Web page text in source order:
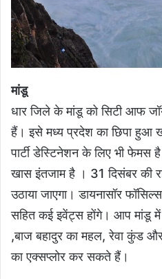
मांडू
धार जिले के मांडू को सिटी आफ
हैं। इसे मध्य प्रदेश का छिपा हुआ
पार्टी डेस्टिनेशन के लिए भी फेमस
खास इंतजाम है । 31 दिसंबर की
उठाया जाएगा। डायनासॉर
सहित कई इवेंट्स होंगे। आप मांडू
,बाज बहादुर का महल, रेवा कुंड
का एक्सप्लोर कर सकते हैं।